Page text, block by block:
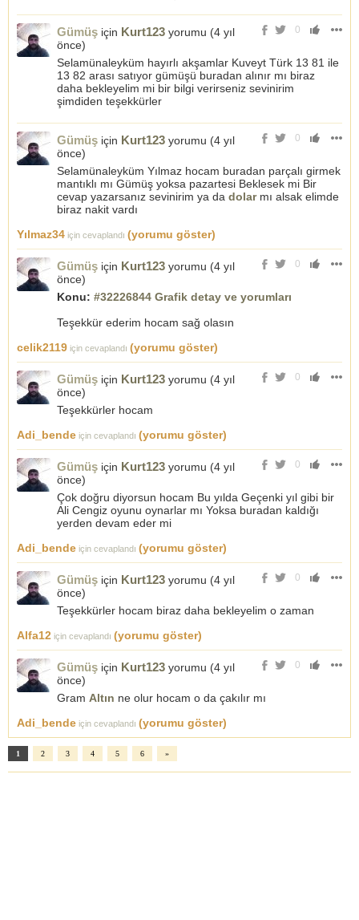
0
Gümüş için Kurt123 yorumu (4 yıl
önce)
Selamünaleyküm hayırlı akşamlar Kuveyt Türk 13 81 ile
13 82 arası satıyor gümüşü buradan alınır mı biraz
daha bekleyelim mi bir bilgi verirseniz sevinirim
şimdiden teşekkürler
0
Gümüş için Kurt123 yorumu (4 yıl
önce)
Selamünaleyküm Yılmaz hocam buradan parçalı girmek
mantıklı mı Gümüş yoksa pazartesi Beklesek mi Bir
cevap yazarsanız sevinirim ya da dolarmı alsak elimde
biraz nakit vardı
Yılmaz34 için cevaplandı (yorumu göster)
0
Gümüş için Kurt123 yorumu (4 yıl
önce)
Konu: #32226844 Grafik detay ve yorumları
Teşekkür ederim hocam sağ olasın
celik2119 için cevaplandı (yorumu göster)
0
Gümüş için Kurt123 yorumu (4 yıl
önce)
Teşekkürler hocam
Adi_bende için cevaplandı (yorumu göster)
0
Gümüş için Kurt123 yorumu (4 yıl
önce)
Çok doğru diyorsun hocam Bu yılda Geçenki yıl gibi bir
Ali Cengiz oyunu oynarlar mı Yoksa buradan kaldığı
yerden devam eder mi
Adi_bende için cevaplandı (yorumu göster)
0
Gümüş için Kurt123 yorumu (4 yıl
önce)
Teşekkürler hocam biraz daha bekleyelim o zaman
Alfa12 için cevaplandı (yorumu göster)
0
Gümüş için Kurt123 yorumu (4 yıl
önce)
Gram Altın ne olur hocam o da çakılır mı
Adi_bende için cevaplandı (yorumu göster)
1 2 3 4 5 6 »